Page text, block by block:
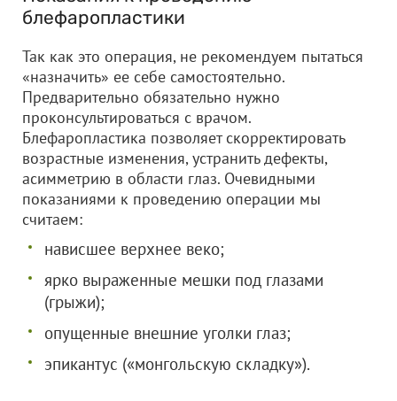
блефаропластики
Так как это операция, не рекомендуем пытаться
«назначить» ее себе самостоятельно.
Предварительно обязательно нужно
проконсультироваться с врачом.
Блефаропластика позволяет скорректировать
возрастные изменения, устранить дефекты,
асимметрию в области глаз. Очевидными
показаниями к проведению операции мы
считаем:
нависшее верхнее веко;
ярко выраженные мешки под глазами
(грыжи);
опущенные внешние уголки глаз;
эпикантус («монгольскую складку»).